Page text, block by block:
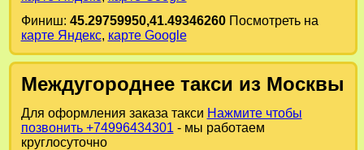
Финиш: 45.29759950,41.49346260Посмотреть на
карте Яндекс, карте Google
Междугороднее такси из Москвы
Для оформления заказа такси Нажмите чтобы
позвонить +74996434301 - мы работаем
круглосуточно